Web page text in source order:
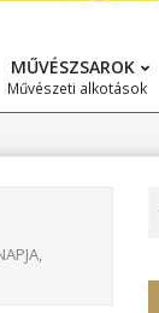
MŰVÉSZSAROK
Művészeti alkotások
,